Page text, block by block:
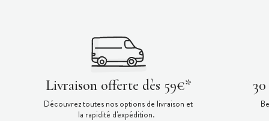
Livraison offerte dès 59€*
Découvrez toutes nos options de livraison et
la rapidité d'expédition.